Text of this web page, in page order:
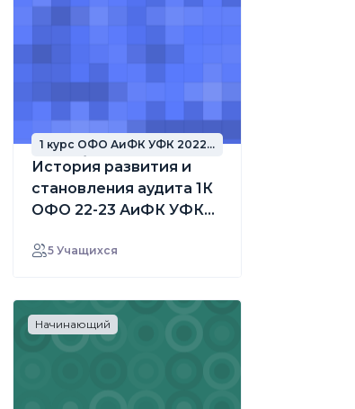
1 курс ОФО АиФК УФК 2022
год набора
История развития и
становления аудита 1К
ОФО 22-23 АиФК УФК
5 Учащихся
Начинающий